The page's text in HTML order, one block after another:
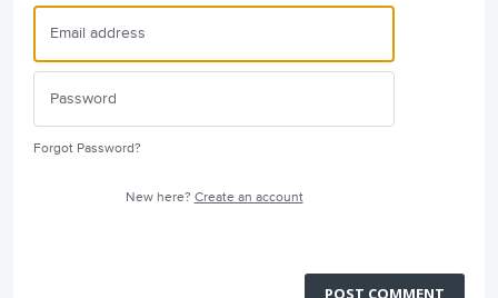
Forgot Password?
New here? Create an account
POST COMMENT